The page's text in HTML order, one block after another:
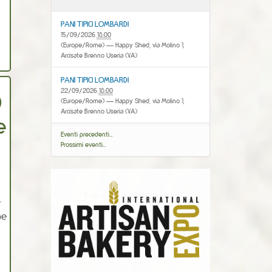
PANI TIPICI LOMBARDI
15/09/2026 18:00
(Europe/Rome) — Happy Shed, via Molino 1,
Arcisate Brenno Useria (VA)
PANI TIPICI LOMBARDI
22/09/2026 18:00
(Europe/Rome) — Happy Shed, via Molino 1,
Arcisate Brenno Useria (VA)
Eventi precedenti…
Prossimi eventi…